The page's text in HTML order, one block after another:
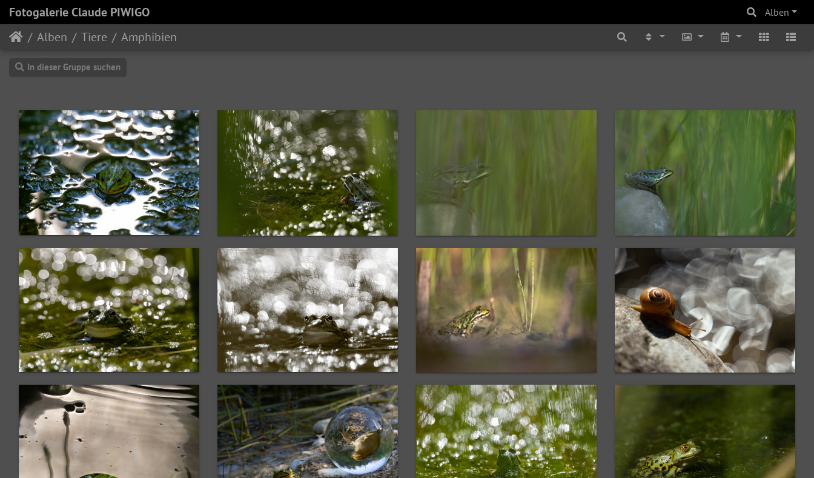
Fotogalerie Claude PIWIGO Alben
Alben Tiere Amphibien
In dieser Gruppe suchen